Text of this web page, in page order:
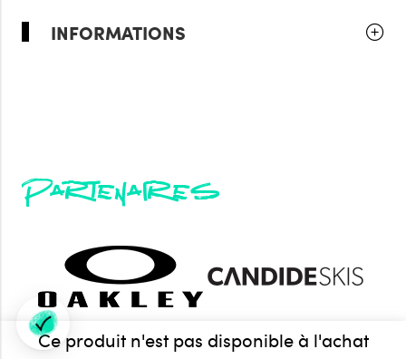
INFORMATIONS
Ce produit n'est pas disponible à l'achat
Partenaires